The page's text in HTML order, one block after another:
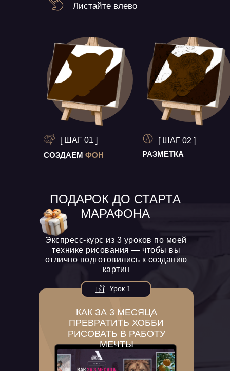
Листайте влево
СОЗДАЕМ ФОН
[ ШАГ 01 ]
РАЗМЕТКА
[ ШАГ 02 ]
КАК ЗА 3 МЕСЯЦА
ПРЕВРАТИТЬ ХОББИ
РИСОВАТЬ В РАБОТУ
МЕЧТЫ
Урок 1
Экспресс-курс из 3 уроков по моей
технике рисования — чтобы вы
отлично подготовились к созданию
картин
ПОДАРОК ДО СТАРТА
МАРАФОНА